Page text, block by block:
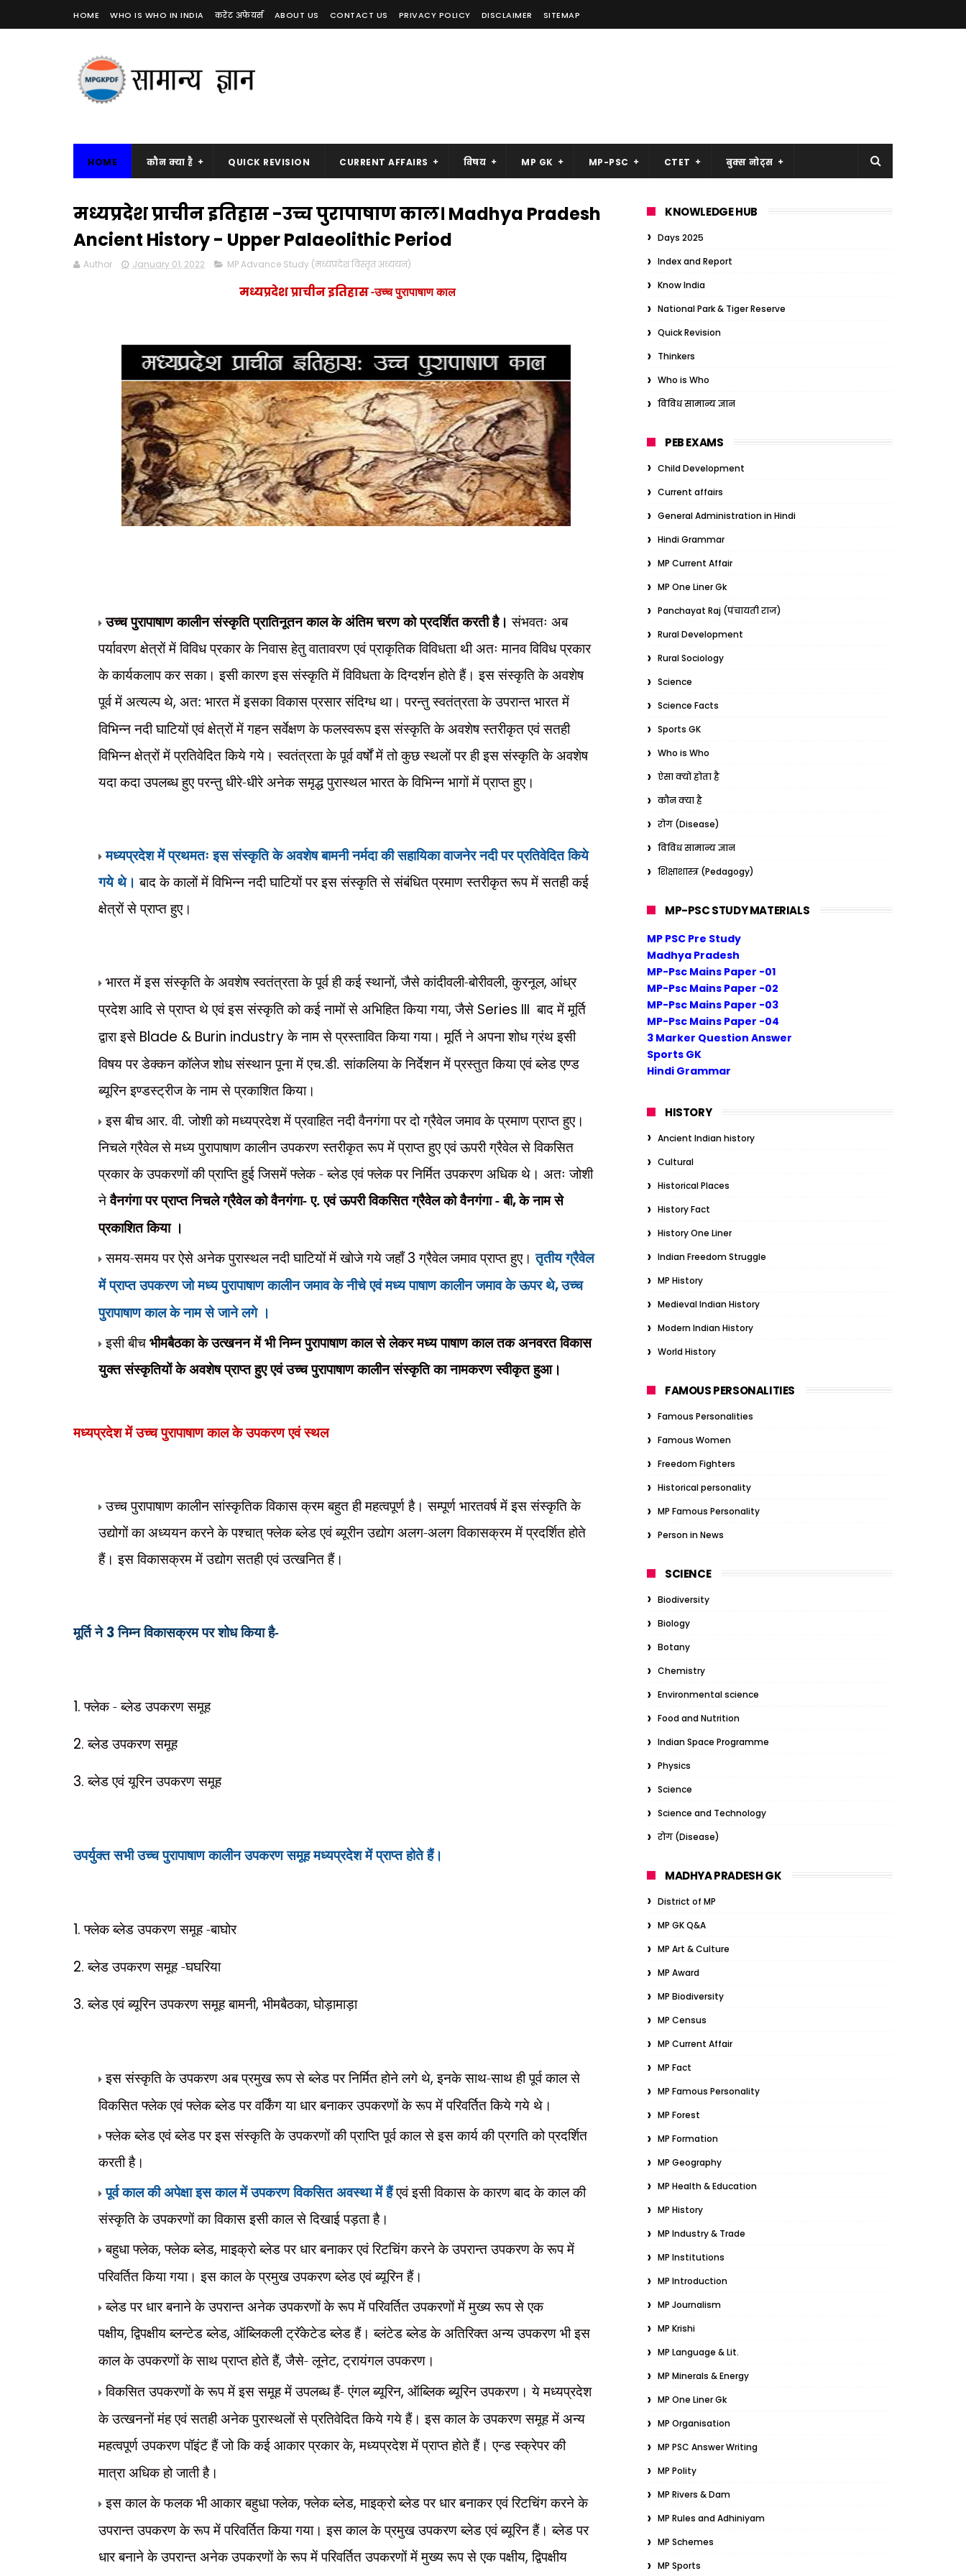
HOME WHO IS WHO IN INDIA करेंट अफेयर्स ABOUT US CONTACT US PRIVACY POLICY DISCLAIMER SITEMAP
HOME कौन क्या है QUICK REVISION CURRENT AFFAIRS विषय MP GK MP-PSC CTET बुक्स नोट्स
मध्यप्रदेश प्राचीन इतिहास -उच्च पुरापाषाण काल। Madhya Pradesh
Ancient History - Upper Palaeolithic Period
Author January 01, 2022 MP Advance Study (मध्यप्रदेश विस्तृत अध्ययन)
मध्यप्रदेश प्राचीन इतिहास-उच्च पुरापाषाण काल
उच्च पुरापाषाण कालीन संस्कृति प्रातिनूतन काल के अंतिम चरण को प्रदर्शित करती है। संभवतः अब
पर्यावरण क्षेत्रों में विविध प्रकार के निवास हेतु वातावरण एवं प्राकृतिक विविधता थी अतः मानव विविध प्रकार
के कार्यकलाप कर सका। इसी कारण इस संस्कृति में विविधता के दिग्दर्शन होते हैं। इस संस्कृति के अवशेष
पूर्व में अत्यल्प थे, अत: भारत में इसका विकास प्रसार संदिग्ध था। परन्तु स्वतंत्रता के उपरान्त भारत में
विभिन्न नदी घाटियों एवं क्षेत्रों में गहन सर्वेक्षण के फलस्वरूप इस संस्कृति के अवशेष स्तरीकृत एवं सतही
विभिन्न क्षेत्रों में प्रतिवेदित किये गये। स्वतंत्रता के पूर्व वर्षों में तो कुछ स्थलों पर ही इस संस्कृति के अवशेष
यदा कदा उपलब्ध हुए परन्तु धीरे-धीरे अनेक समृद्ध पुरास्थल भारत के विभिन्न भागों में प्राप्त हुए।
मध्यप्रदेश में प्रथमतः इस संस्कृति के अवशेष बामनी नर्मदा की सहायिका वाजनेर नदी पर प्रतिवेदित किये
गये थे।बाद के कालों में विभिन्न नदी घाटियों पर इस संस्कृति से संबंधित प्रमाण स्तरीकृत रूप में सतही कई
क्षेत्रों से प्राप्त हुए।
भारत में इस संस्कृति के अवशेष स्वतंत्रता के पूर्व ही कई स्थानों,जैसे कांदीवली-बोरीवली, कुरनूल, आंध्र
प्रदेश आदि से प्राप्त थे एवं इस संस्कृति को कई नामों से अभिहित किया गया,जैसे Series III बाद में मूर्ति
द्वारा इसे Blade & Burin industryके नाम से प्रस्तावित किया गया। मूर्ति ने अपना शोध ग्रंथ इसी
विषय पर डेक्कन कॉलेज शोध संस्थान पूना में एच.डी. सांकलिया के निर्देशन में प्रस्तुत किया एवं ब्लेड एण्ड
ब्यूरिन इण्डस्ट्रीज के नाम से प्रकाशित किया।
इस बीच आर. वी. जोशी को मध्यप्रदेश में प्रवाहित नदी वैनगंगा पर दो ग्रैवेल जमाव के प्रमाण प्राप्त हुए।
निचले ग्रैवेल से मध्य पुरापाषाण कालीन उपकरण स्तरीकृत रूप में प्राप्त हुए एवं ऊपरी ग्रैवेल से विकसित
प्रकार के उपकरणों की प्राप्ति हुई जिसमें फ्लेक - ब्लेड एवं फ्लेक पर निर्मित उपकरण अधिक थे। अतः जोशी
नेवैनगंगा पर प्राप्त निचले ग्रैवेल को वैनगंगा- ए. एवं ऊपरी विकसित ग्रैवेल को वैनगंगा - बी,के नाम से
प्रकाशित किया ।
समय-समय पर ऐसे अनेक पुरास्थल नदी घाटियों में खोजे गये जहाँ3 ग्रैवेल जमाव प्राप्त हुए। तृतीय ग्रैवेल
में प्राप्त उपकरण जो मध्य पुरापाषाण कालीन जमाव के नीचे एवं मध्य पाषाण कालीन जमाव के ऊपर थे,उच्च
पुरापाषाण काल के नाम से जाने लगे ।
इसी बीच भीमबैठका के उत्खनन में भी निम्न पुरापाषाण काल से लेकर मध्य पाषाण काल तक अनवरत विकास
युक्त संस्कृतियों के अवशेष प्राप्त हुए एवं उच्च पुरापाषाण कालीन संस्कृति का नामकरण स्वीकृत हुआ।
मध्यप्रदेश में उच्च पुरापाषाण काल के उपकरण एवं स्थल
उच्च पुरापाषाण कालीन सांस्कृतिक विकास क्रम बहुत ही महत्वपूर्ण है। सम्पूर्ण भारतवर्ष में इस संस्कृति के
उद्योगों का अध्ययन करने के पश्चात् फ्लेक ब्लेड एवं ब्यूरीन उद्योग अलग-अलग विकासक्रम में प्रदर्शित होते
हैं। इस विकासक्रम में उद्योग सतही एवं उत्खनित हैं।
मूर्ति ने 3निम्न विकासक्रम पर शोध किया है-
1.फ्लेक - ब्लेड उपकरण समूह
2.ब्लेड उपकरण समूह
3.ब्लेड एवं यूरिन उपकरण समूह
उपर्युक्त सभी उच्च पुरापाषाण कालीन उपकरण समूह मध्यप्रदेश में प्राप्त होते हैं।
1.फ्लेक ब्लेड उपकरण समूह -बाघोर
2.ब्लेड उपकरण समूह -घघरिया
3.ब्लेड एवं ब्यूरिन उपकरण समूह बामनी, भीमबैठका,घोड़ामाड़ा
इस संस्कृति के उपकरण अब प्रमुख रूप से ब्लेड पर निर्मित होने लगे थे,इनके साथ-साथ ही पूर्व काल से
विकसित फ्लेक एवं फ्लेक ब्लेड पर वर्किंग या धार बनाकर उपकरणों के रूप में परिवर्तित किये गये थे।
फ्लेक ब्लेड एवं ब्लेड पर इस संस्कृति के उपकरणों की प्राप्ति पूर्व काल से इस कार्य की प्रगति को प्रदर्शित
करती है।
पूर्व काल की अपेक्षा इस काल में उपकरण विकसित अवस्था में हैंएवं इसी विकास के कारण बाद के काल की
संस्कृति के उपकरणों का विकास इसी काल से दिखाई पड़ता है।
बहुधा फ्लेक,फ्लेक ब्लेड,माइक्रो ब्लेड पर धार बनाकर एवं रिटचिंग करने के उपरान्त उपकरण के रूप में
परिवर्तित किया गया। इस काल के प्रमुख उपकरण ब्लेड एवं ब्यूरिन हैं।
ब्लेड पर धार बनाने के उपरान्त अनेक उपकरणों के रूप में परिवर्तित उपकरणों में मुख्य रूप से एक
पक्षीय,द्विपक्षीय ब्लन्टेड ब्लेड, ऑब्लिकली ट्रॅकेटेड ब्लेड हैं। ब्लंटेड ब्लेड के अतिरिक्त अन्य उपकरण भी इस
काल के उपकरणों के साथ प्राप्त होते हैं,जैसे- लूनेट,ट्रायंगल उपकरण।
विकसित उपकरणों के रूप में इस समूह में उपलब्ध हैं- एंगल ब्यूरिन, ऑब्लिक ब्यूरिन उपकरण। ये मध्यप्रदेश
के उत्खननों मंह एवं सतही अनेक पुरास्थलों से प्रतिवेदित किये गये हैं। इस काल के उपकरण समूह में अन्य
महत्वपूर्ण उपकरण पॉइंट हैं जो कि कई आकार प्रकार के,मध्यप्रदेश में प्राप्त होते हैं। एन्ड स्क्रेपर की
मात्रा अधिक हो जाती है।
इस काल के फलक भी आकारबहुधा फ्लेक,फ्लेक ब्लेड,माइक्रो ब्लेड पर धार बनाकर एवं रिटचिंग करने के
उपरान्त उपकरण के रूप में परिवर्तित किया गया। इस काल के प्रमुख उपकरण ब्लेड एवं ब्यूरिन हैं। ब्लेड पर
धार बनाने के उपरान्त अनेक उपकरणों के रूप में परिवर्तित उपकरणों में मुख्य रूप से एक पक्षीय,द्विपक्षीय
KNOWLEDGE HUB
Days 2025
Index and Report
Know India
National Park & Tiger Reserve
Quick Revision
Thinkers
Who is Who
विविध सामान्य ज्ञान
PEB EXAMS
Child Development
Current affairs
General Administration in Hindi
Hindi Grammar
MP Current Affair
MP One Liner Gk
Panchayat Raj (पंचायती राज)
Rural Development
Rural Sociology
Science
Science Facts
Sports GK
Who is Who
ऐसा क्यों होता है
कौन क्या है
रोग (Disease)
विविध सामान्य ज्ञान
शिक्षाशास्त्र (Pedagogy)
MP-PSC STUDY MATERIALS
MP PSC Pre Study
Madhya Pradesh
MP-Psc Mains Paper -01
MP-Psc Mains Paper -02
MP-Psc Mains Paper -03
MP-Psc Mains Paper -04
3 Marker Question Answer
Sports GK
Hindi Grammar
HISTORY
Ancient Indian history
Cultural
Historical Places
History Fact
History One Liner
Indian Freedom Struggle
MP History
Medieval Indian History
Modern Indian History
World History
FAMOUS PERSONALITIES
Famous Personalities
Famous Women
Freedom Fighters
Historical personality
MP Famous Personality
Person in News
SCIENCE
Biodiversity
Biology
Botany
Chemistry
Environmental science
Food and Nutrition
Indian Space Programme
Physics
Science
Science and Technology
रोग (Disease)
MADHYA PRADESH GK
District of MP
MP GK Q&A
MP Art & Culture
MP Award
MP Biodiversity
MP Census
MP Current Affair
MP Fact
MP Famous Personality
MP Forest
MP Formation
MP Geography
MP Health & Education
MP History
MP Industry & Trade
MP Institutions
MP Introduction
MP Journalism
MP Krishi
MP Language & Lit.
MP Minerals & Energy
MP One Liner Gk
MP Organisation
MP PSC Answer Writing
MP Polity
MP Rivers & Dam
MP Rules and Adhiniyam
MP Schemes
MP Sports